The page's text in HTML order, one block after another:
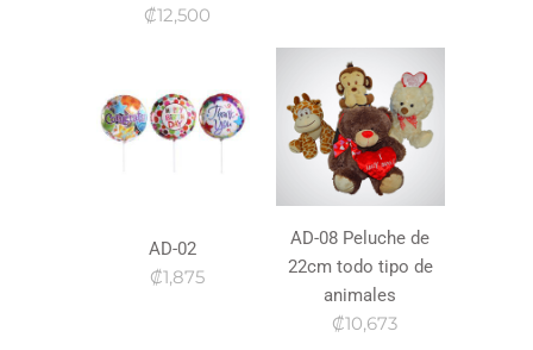
₡12,500
AD-02
₡1,875
AD-08 Peluche de
22cm todo tipo de
animales
₡10,673